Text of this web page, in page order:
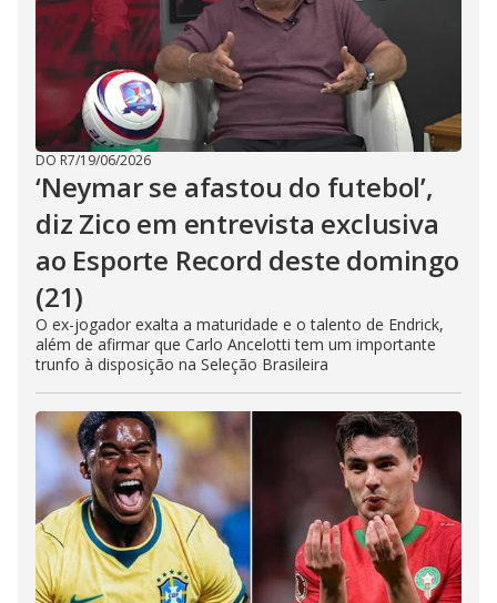
DO R7/19/06/2026
‘Neymar se afastou do futebol’,
diz Zico em entrevista exclusiva
ao Esporte Record deste domingo
(21)
O ex-jogador exalta a maturidade e o talento de Endrick,
além de afirmar que Carlo Ancelotti tem um importante
trunfo à disposição na Seleção Brasileira